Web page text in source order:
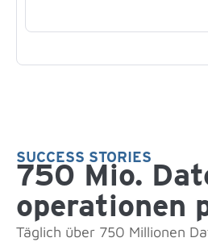
SUCCESS STORIES
750 Mio.
operationen
Täglich über 750 Millionen